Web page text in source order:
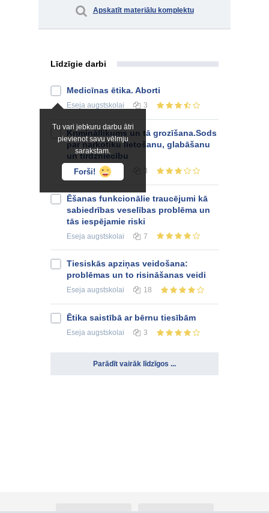
Apskatīt materiālu komplektu
Līdzīgie darbi
Tu vari jebkuru darbu ātri
pievienot savu vēlmju
sarakstam.
Forši!
Medicīnas ētika. Aborti
Eseja augstskolai 3
Krimināllikums un tā grozīšana.Sods
par narkotiku lietošanu, glabāšanu
un tirdzniecību
Esejaaugstskolai 3
Ēšanas funkcionālie traucējumi kā
sabiedrības veselības problēma un
tās iespējamie riski
Eseja augstskolai 7
Tiesiskās apziņas veidošana:
problēmas un to risināšanas veidi
Eseja augstskolai 18
Ētika saistībā ar bērnu tiesībām
Eseja augstskolai 3
Parādīt vairāk līdzīgos ...